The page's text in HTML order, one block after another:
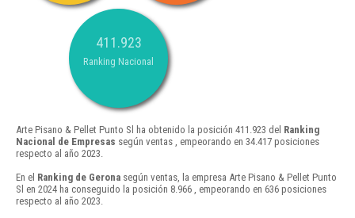
411.923
Ranking Nacional
Arte Pisano & Pellet Punto Sl ha obtenido la posición 411.923 del Ranking
Nacional de Empresas según ventas , empeorando en 34.417 posiciones
respecto al año 2023.
En el Ranking de Gerona según ventas, la empresa Arte Pisano & Pellet Punto
Sl en 2024 ha conseguido la posición 8.966 , empeorando en 636 posiciones
respecto al año 2023.